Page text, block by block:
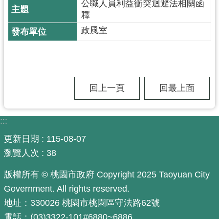
尋
訊
公
告
業
務
訊
公職人員利益衝突迴避法相關函
釋
政風室
回上一頁 回最上面
:::
更新日期
115-08-07
瀏覽人次
38
版權所有 © 桃園市政府 Copyright 2025 Taoyuan City
Government. All rights reserved.
地址：330026 桃園市桃園區守法路62號
電話：(03)3322-101#6880~6886